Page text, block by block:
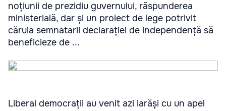
noțiunii de prezidiu guvernului, răspunderea
ministerială, dar și un proiect de lege potrivit
căruia semnatarii declarației de independență să
beneficieze de ...
Liberal democrații au venit azi iarăși cu un apel